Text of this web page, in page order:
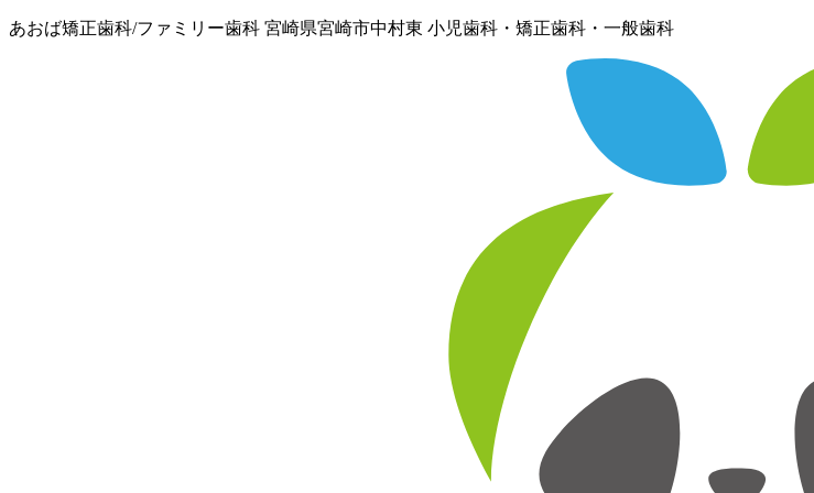
あおば矯正歯科/ファミリー歯科 宮崎県宮崎市中村東 小児歯科・矯正歯科・一般歯科